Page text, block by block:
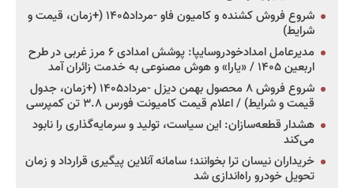
شروع فروش کشنده و کامیون فاو -مرداد۱۴۰۵ (+زمان، قیمت و
شرایط)
مدیرعامل امدادخودروسایپا: پوشش امدادی ۶ مرز غربی در طرح
اربعین ۱۴۰۵ / «یارا» و هوش مصنوعی به خدمت زائران آمد
شروع فروش ۸ محصول بهمن دیزل -مرداد۱۴۰۵ (+زمان، جدول
قیمت و شرایط) / اعلام قیمت کامیونت فورس ۳.۸ تن کمپرسی
هشدار قطعه‌سازان: این سیاست، تولید و سرمایه‌گذاری را نابود
می‌کند
خریداران نیسان ترا بخوانند؛ سامانه آنلاین پیگیری قرارداد و زمان
تحویل خودرو راه‌اندازی شد